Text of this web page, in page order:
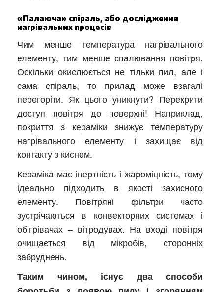
«Палаюча» спіраль, або дослідження
нагрівальних процесів
Чим менше температура нагрівального
елементу, тим менше спалювання повітря.
Оскільки окислюється не тільки пил, але і
сама спіраль, то прилад може взагалі
перегоріти. Як цього уникнути? Перекрити
доступ повітря до поверхні! Наприклад,
покриття з кераміки знижує температуру
нагрівального елементу і захищає від
контакту з киснем.
Кераміка має інертність і жароміцність, тому
ідеально підходить в якості захисного
елементу. Повітряні фільтри часто
зустрічаються в конвекторних системах і
обігрівачах – вітродувах. На вході повітря
очищається від мікробів, сторонніх
забруднень.
Таким чином, існує два способи